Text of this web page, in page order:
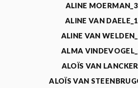
ALINE
ALINE VAN
ALINE VAN
ALMA
ALOÏS VAN
ALOÏS VAN